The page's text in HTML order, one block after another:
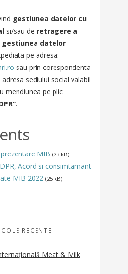
gestiunea datelor cu
si/sau de retragere a
gestiunea datelor
pe adresa:
sau prin corespondenta
sediului social valabil
mendiunea pe plic
.
MIB (23 kB)
Acord si consimtamant
MIB 2022 (25 kB)
RECENTE
Meat & Milk